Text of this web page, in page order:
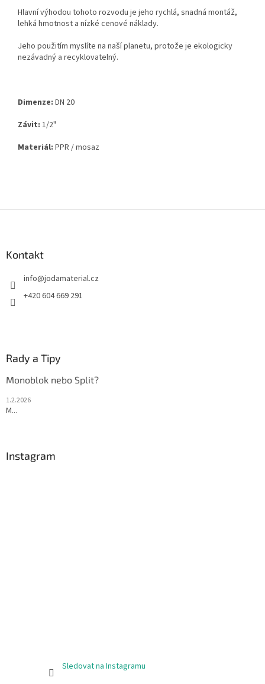
Hlavní výhodou tohoto rozvodu je jeho rychlá, snadná montáž,
lehká hmotnost a nízké cenové náklady.
Jeho použitím myslíte na naší planetu, protože je ekologicky
nezávadný a recyklovatelný.
Dimenze: DN 20
Závit: 1/2"
Materiál: PPR / mosaz
Kontakt
info@jodamaterial.cz
+420 604 669 291
Rady a Tipy
Monoblok nebo Split?
1.2.2026
M...
Instagram
Sledovat na Instagramu